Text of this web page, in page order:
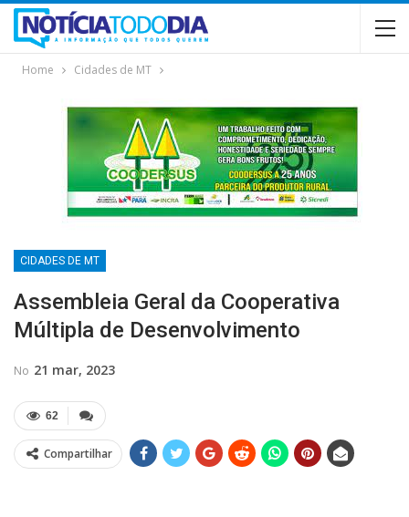
Home Cidades de MT
CIDADES DE MT
Assembleia Geral da Cooperativa
Múltipla de Desenvolvimento
No 21 mar, 2023
62
Compartilhar